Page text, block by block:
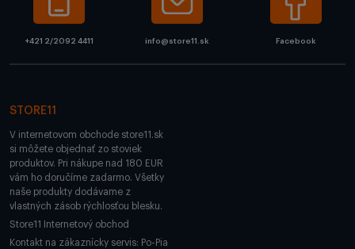
+421 2/2092 4411 info@store11.sk Facebook
STORE11
V internetovom obchode store11.sk
si môžete objednať zo stoviek
produktov. Pri nákupe nad 180 EUR
vám ho doručíme zadarmo. Všetky
naše produkty dodávame z
vlastných zásob rýchlosťou blesku.
Store11 Internetový obchod
Kontakt na zákaznícky servis: Po-Pia